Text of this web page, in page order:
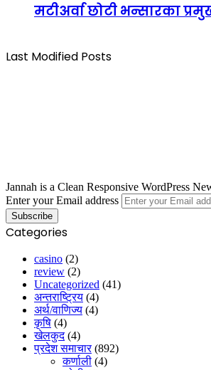
मटीअर्वा छोटी भन्सारका
Last Modified Posts
Jannah is a Clean Responsive WordPress
Enter your Email address
Categories
casino (2)
review (2)
Uncategorized (41)
अन्तराष्ट्रिय (4)
अर्थ/वाणिज्य (4)
कृषि (4)
खेलकुद(4)
प्रदेश समाचार(892)
कर्णाली (4)